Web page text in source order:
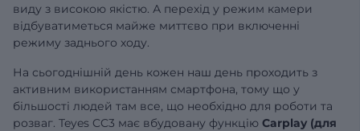
виду з високою якістю. А перехід у режим камери
відбуватиметься майже миттєво при включенні
режиму заднього ходу.
На сьогоднішній день кожен наш день проходить з
активним використанням смартфона, тому що у
більшості людей там все, що необхідно для роботи та
розваг. Teyes CC3 має вбудовану функцію Carplay (для